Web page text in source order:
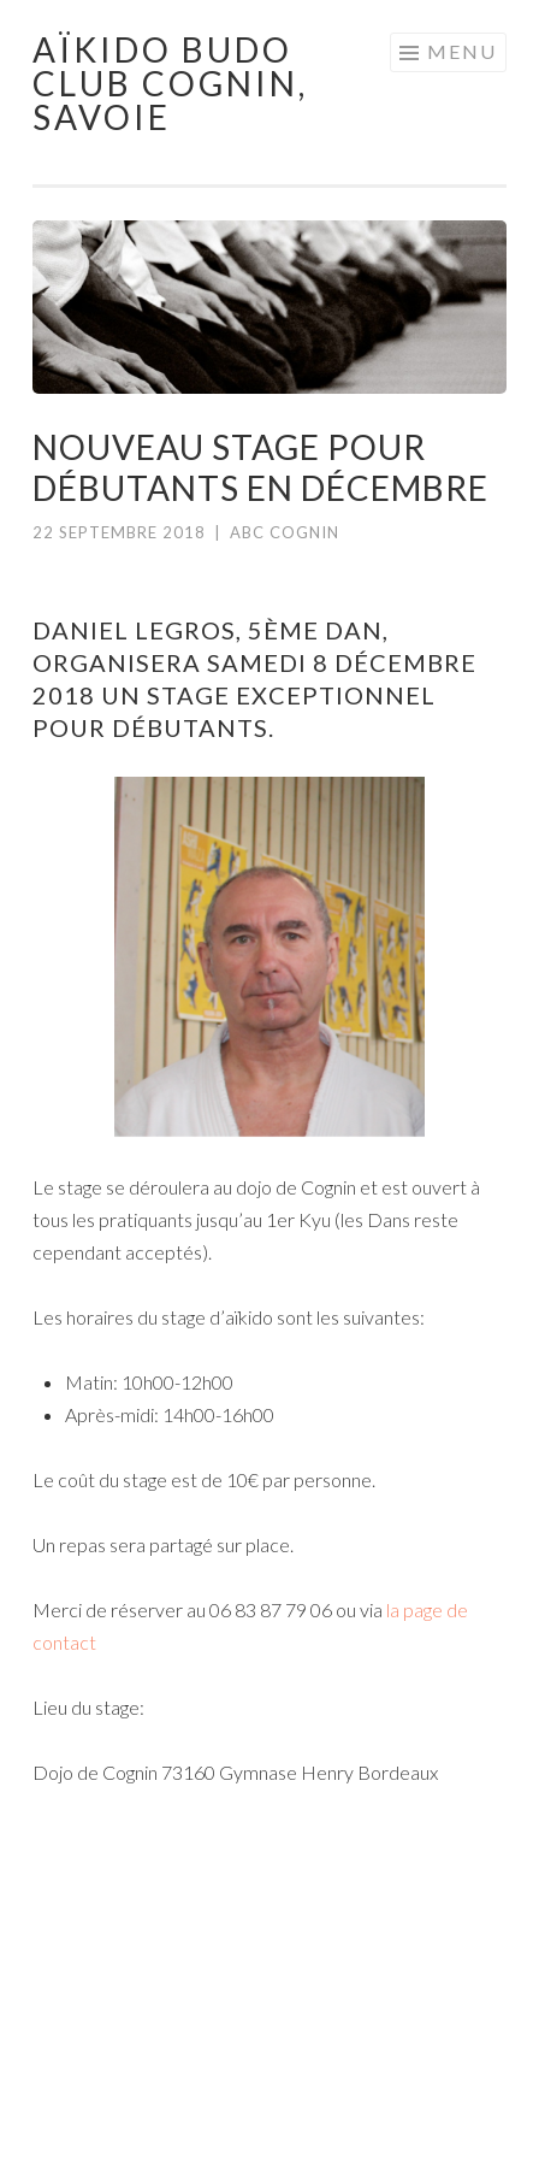
Aller au contenu principal
AÏKIDO BUDO
CLUB COGNIN,
SAVOIE
MENU
NOUVEAU STAGE POUR
DÉBUTANTS EN DÉCEMBRE
22 SEPTEMBRE 2018 ABC COGNIN
DANIEL LEGROS, 5ÈME DAN,
ORGANISERA SAMEDI 8 DÉCEMBRE
2018 UN STAGE EXCEPTIONNEL
POUR DÉBUTANTS.
Le stage se déroulera au dojo de Cognin et est ouvert à
tous les pratiquants jusqu’au 1er Kyu (les Dans reste
cependant acceptés).
Les horaires du stage d’aïkido sont les suivantes:
Matin: 10h00-12h00
Après-midi: 14h00-16h00
Le coût du stage est de 10€ par personne.
Un repas sera partagé sur place.
Merci de réserver au 06 83 87 79 06 ou via la page de
contact
Lieu du stage:
Dojo de Cognin 73160 Gymnase Henry Bordeaux